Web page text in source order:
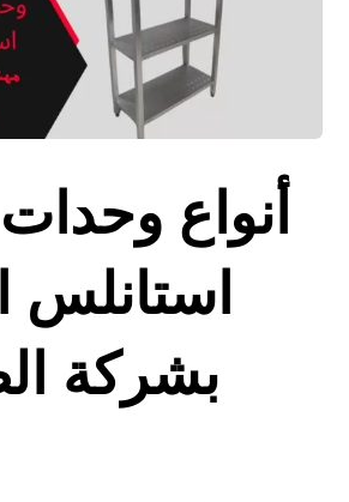
أنواع
استانلس
بشركة